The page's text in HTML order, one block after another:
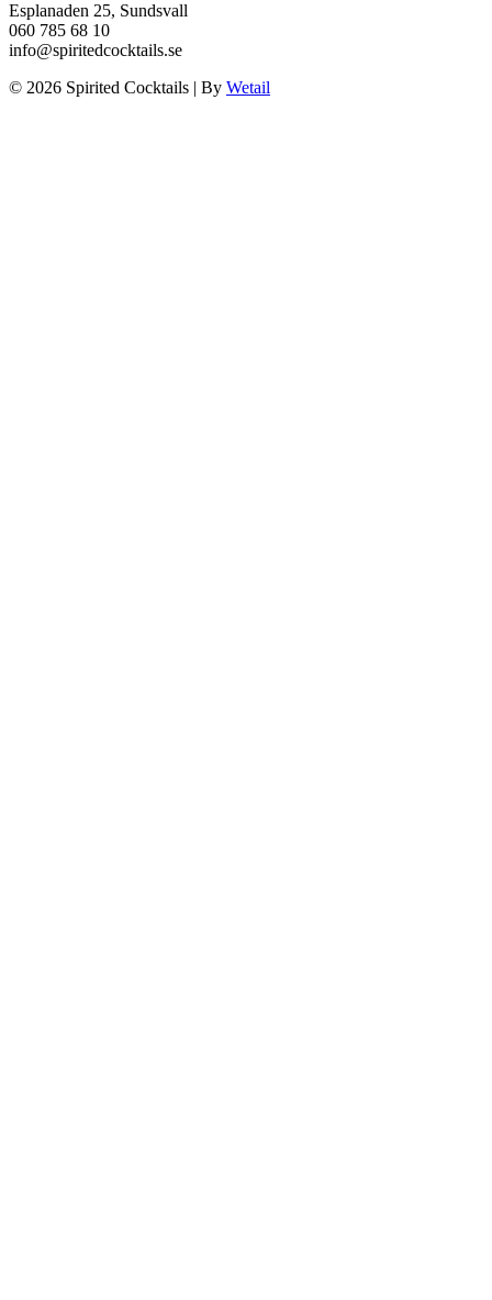
Esplanaden 25, Sundsvall
060 785 68 10
info@spiritedcocktails.se
© 2026 Spirited Cocktails | By Wetail